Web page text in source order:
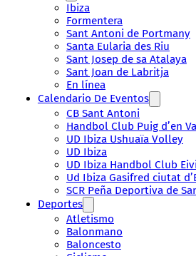
Ibiza
Formentera
Sant Antoni de Portmany
Santa Eularia des Riu
Sant Josep de sa Atalaya
Sant Joan de Labritja
En línea
Calendario De Eventos
CB Sant Antoni
Handbol Club Puig d’en
UD Ibiza Ushuaïa Volley
UD Ibiza
UD Ibiza Handbol Club
Ud Ibiza Gasifred ciutat
SCR Peña Deportiva de
Deportes
Atletismo
Balonmano
Baloncesto